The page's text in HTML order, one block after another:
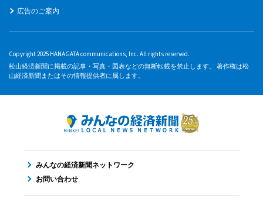
広告のご案内
Copyright 2025 HANAGATA communications, Inc. All rights reserved.
松山経済新聞に掲載の記事・写真・図表などの無断転載を禁止します。 著作権は松
山経済新聞またはその情報提供者に属します。
みんなの経済新聞ネットワーク
お問い合わせ